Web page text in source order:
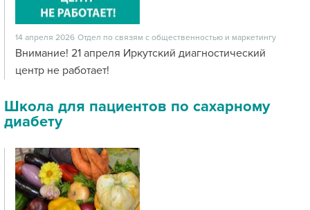
14 апреля 2026 Отдел по связям с общественностью и маркетингу
Внимание! 21 апреля Иркутский диагностический
центр не работает!
Школа для пациентов по сахарному
диабету